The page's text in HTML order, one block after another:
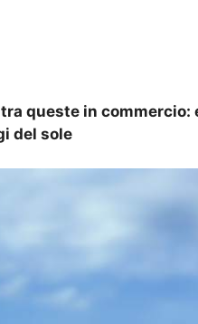
queste in commercio:
del sole